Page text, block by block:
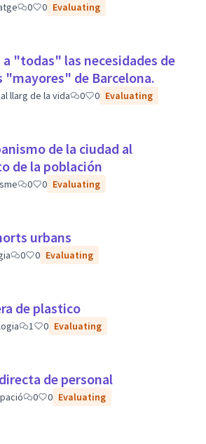
0 0 Evaluating
a "todas" las necesidades de
"mayores" de Barcelona.
llarg de la vida 0 0 Evaluating
de la ciudad al
de la población
0 0 Evaluating
urbans
0 0 Evaluating
de plastico
1 0 Evaluating
de personal
0 0 Evaluating